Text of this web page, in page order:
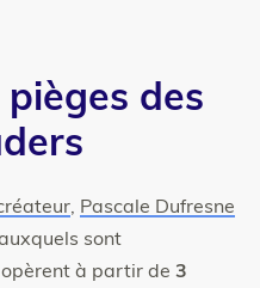
des
, Pascale Dufresne
sont
à partir de 3